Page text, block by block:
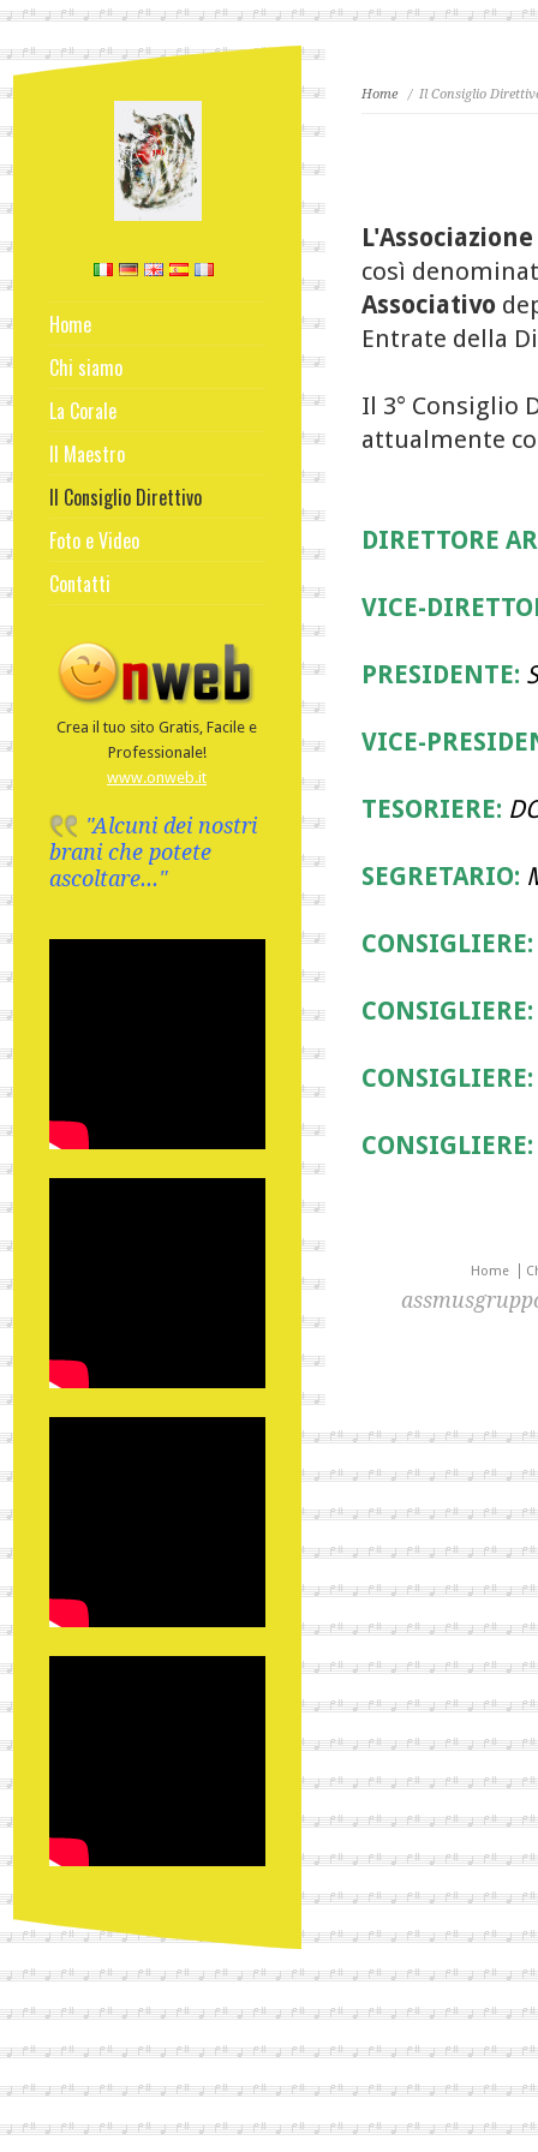
Home
Chi siamo
La Corale
Il Maestro
Il Consiglio Direttivo
Foto e Video
Contatti
Crea il tuo sito Gratis, Facile e
Professionale!
www.onweb.it
"Alcuni dei nostri
brani che potete
ascoltare..."
Home / Il Consiglio
così
Associativo
Entrate della
Il 3° Consiglio
attualmente
DIRETTORE
VICE-
PRESIDENTE:
VICE-
TESORIERE:
SEGRETARIO:
CONSIGLIERE:
CONSIGLIERE:
CONSIGLIERE:
CONSIGLIERE:
Home